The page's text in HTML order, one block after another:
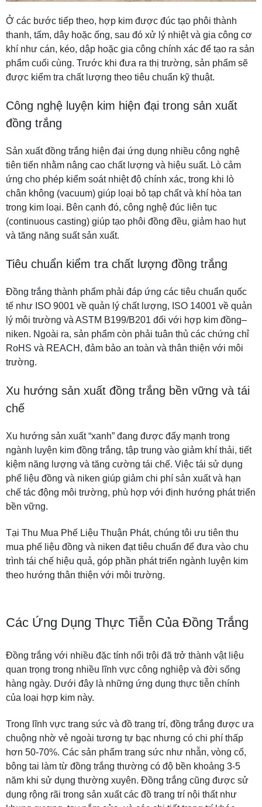
Ở các bước tiếp theo, hợp kim được đúc tạo phôi thành
thanh, tấm, dây hoặc ống, sau đó xử lý nhiệt và gia công cơ
khí như cán, kéo, dập hoặc gia công chính xác để tạo ra sản
phẩm cuối cùng. Trước khi đưa ra thị trường, sản phẩm sẽ
được kiểm tra chất lượng theo tiêu chuẩn kỹ thuật.
Công nghệ luyện kim hiện đại trong sản xuất
đồng trắng
Sản xuất đồng trắng hiện đại ứng dụng nhiều công nghệ
tiên tiến nhằm nâng cao chất lượng và hiệu suất. Lò cảm
ứng cho phép kiểm soát nhiệt độ chính xác, trong khi lò
chân không (vacuum) giúp loại bỏ tạp chất và khí hòa tan
trong kim loại. Bên cạnh đó, công nghệ đúc liên tục
(continuous casting) giúp tạo phôi đồng đều, giảm hao hụt
và tăng năng suất sản xuất.
Tiêu chuẩn kiểm tra chất lượng đồng trắng
Đồng trắng thành phẩm phải đáp ứng các tiêu chuẩn quốc
tế như ISO 9001 về quản lý chất lượng, ISO 14001 về quản
lý môi trường và ASTM B199/B201 đối với hợp kim đồng–
niken. Ngoài ra, sản phẩm còn phải tuân thủ các chứng chỉ
RoHS và REACH, đảm bảo an toàn và thân thiện với môi
trường.
Xu hướng sản xuất đồng trắng bền vững và tái
chế
Xu hướng sản xuất “xanh” đang được đẩy mạnh trong
ngành luyện kim đồng trắng, tập trung vào giảm khí thải, tiết
kiệm năng lượng và tăng cường tái chế. Việc tái sử dụng
phế liệu đồng và niken giúp giảm chi phí sản xuất và hạn
chế tác động môi trường, phù hợp với định hướng phát triển
bền vững.
Tại Thu Mua Phế Liệu Thuận Phát, chúng tôi ưu tiên thu
mua phế liệu đồng và niken đạt tiêu chuẩn để đưa vào chu
trình tái chế hiệu quả, góp phần phát triển ngành luyện kim
theo hướng thân thiện với môi trường.
Các Ứng Dụng Thực Tiễn Của Đồng Trắng
Đồng trắng với nhiều đặc tính nổi trội đã trở thành vật liệu
quan trọng trong nhiều lĩnh vực công nghiệp và đời sống
hàng ngày. Dưới đây là những ứng dụng thực tiễn chính
của loại hợp kim này.
Trong lĩnh vực trang sức và đồ trang trí, đồng trắng được ưa
chuộng nhờ vẻ ngoài tương tự bạc nhưng có chi phí thấp
hơn 50-70%. Các sản phẩm trang sức như nhẫn, vòng cổ,
bông tai làm từ đồng trắng thường có độ bền khoảng 3-5
năm khi sử dụng thường xuyên. Đồng trắng cũng được sử
dụng rộng rãi trong sản xuất các đồ trang trí nội thất như